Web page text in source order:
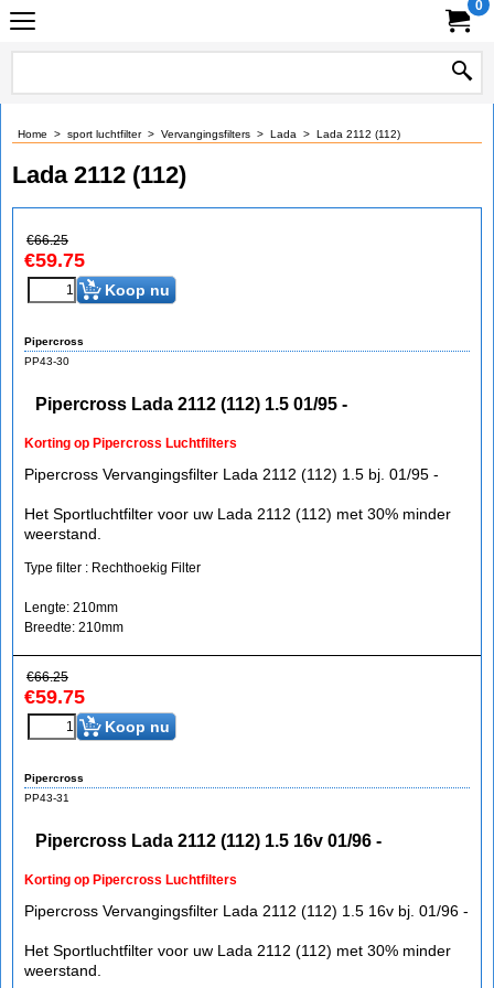
0
Home > sport luchtfilter> Vervangingsfilters > Lada > Lada 2112 (112)
Lada 2112 (112)
€66.25
€59.75
Koop nu
Pipercross
PP43-30
Pipercross Lada 2112 (112) 1.5 01/95 -
Korting op Pipercross Luchtfilters
Pipercross Vervangingsfilter Lada 2112 (112) 1.5 bj. 01/95 -
Het Sportluchtfilter voor uw Lada 2112 (112) met 30% minder
weerstand.
Type filter : Rechthoekig Filter
Lengte: 210mm
Breedte: 210mm
€66.25
€59.75
Koop nu
Pipercross
PP43-31
Pipercross Lada 2112 (112) 1.5 16v 01/96 -
Korting op Pipercross Luchtfilters
Pipercross Vervangingsfilter Lada 2112 (112) 1.5 16v bj. 01/96 -
Het Sportluchtfilter voor uw Lada 2112 (112) met 30% minder
weerstand.